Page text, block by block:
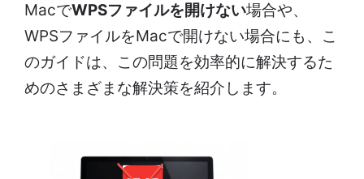
MacでWPSファイルを開けない場合や、
WPSファイルをMacで開けない場合にも、こ
のガイドは、この問題を効率的に解決するた
めのさまざまな解決策を紹介します。